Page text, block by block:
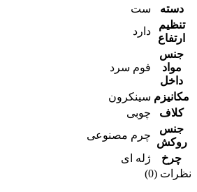
دسته
ست
تنظیم
ارتفاع
دارد
جنس
مواد
داخل
فوم سرد
مکانیزم سینکرون
کلاف
چوبی
جنس
روکش
چرم مصنوعی
چرخ
ژله ای
نظرات (0)